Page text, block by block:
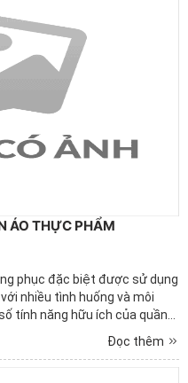
ÁO THỰC PHẨM
phục đặc biệt được sử dụng
nhiều tình huống và môi
tính năng hữu ích của quần
Đọc thêm